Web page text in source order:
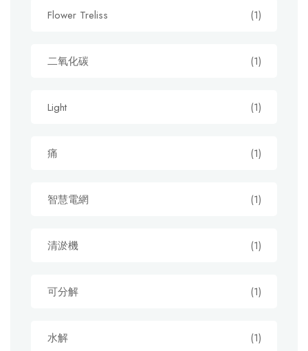
Flower Treliss (1)
二氧化碳 (1)
Light (1)
痛 (1)
智慧電網 (1)
清淤機 (1)
可分解 (1)
水解 (1)